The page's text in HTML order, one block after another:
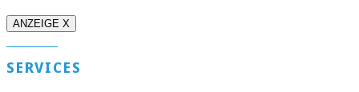
ANZEIGE X
SERVICES